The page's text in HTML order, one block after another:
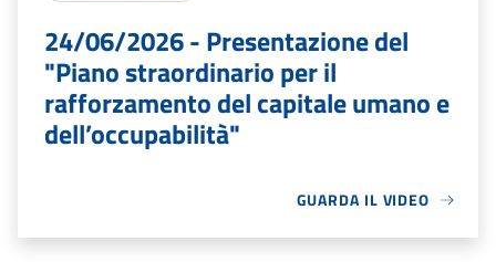
24/06/2026 - Presentazione del
"Piano straordinario per il
rafforzamento del capitale umano e
dell’occupabilità"
GUARDA IL VIDEO